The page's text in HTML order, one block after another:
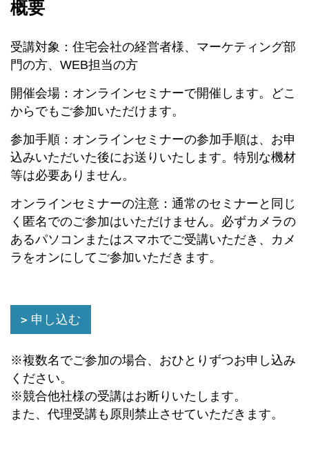
概要
受講対象：住宅会社の経営者様、マーケティング部
門の方、WEB担当の方
開催会場：オンラインセミナーで開催します。どこ
からでもご参加いただけます。
参加手順：オンラインセミナーの参加手順は、お申
込みいただいた後にお送りいたします。特別な機材
等は必要ありません。
オンラインセミナーの注意：通常のセミナーと同じ
く匿名でのご参加はいただけません。必ずカメラの
あるパソコンまたはスマホでご受講いただき、カメ
ラをオンにしてご参加いただきます。
申し込む
※複数名でご参加の場合、おひとりずつお申し込み
ください。
※競合他社様の受講はお断りいたします。
また、代理受講も原則禁止させていただきます。